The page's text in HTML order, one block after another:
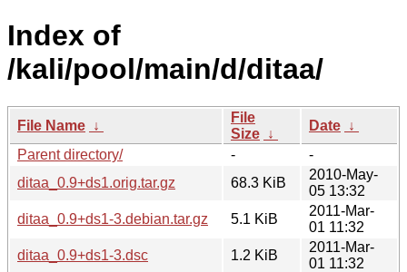
Index of
/kali/pool/main/d/ditaa/
File Name ↓
File
Size ↓
Date ↓
Parent directory/
-
-
ditaa_0.9+ds1.orig.tar.gz
68.3 KiB
2010-May-
05 13:32
ditaa_0.9+ds1-3.debian.tar.gz
5.1 KiB
2011-Mar-
01 11:32
ditaa_0.9+ds1-3.dsc
1.2 KiB
2011-Mar-
01 11:32